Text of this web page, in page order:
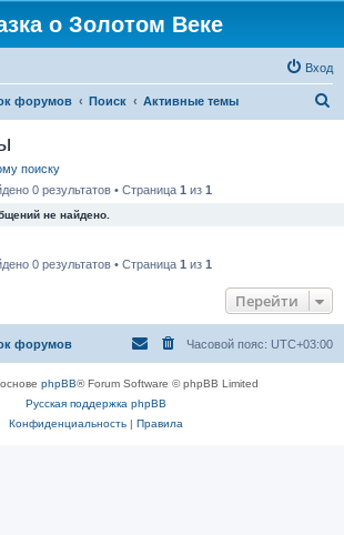
о Золотом Веке
Вход
форумов Поиск Активные темы
поиску
0 результатов • Страница 1 из 1
не найдено.
0 результатов • Страница 1 из 1
Перейти
форумов Часовой пояс: UTC+03:00
phpBB® Forum Software © phpBB Limited
Русская поддержка phpBB
Конфиденциальность| Правила